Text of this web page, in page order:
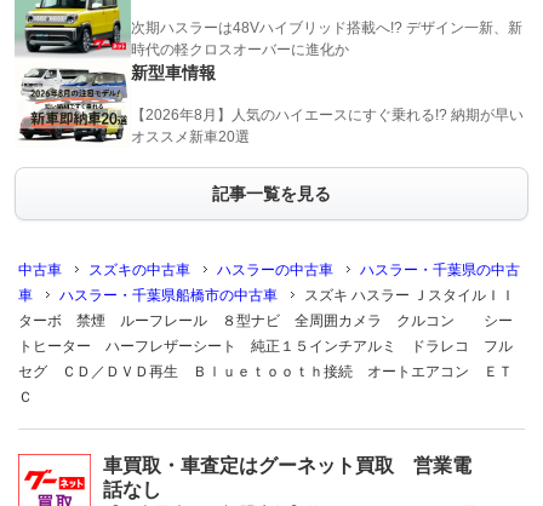
次期ハスラーは48Vハイブリッド搭載へ!? デザイン一新、新
時代の軽クロスオーバーに進化か
新型車情報
【2026年8月】人気のハイエースにすぐ乗れる!? 納期が早い
オススメ新車20選
記事一覧を見る
中古車 スズキの中古車 ハスラーの中古車
ハスラー・千葉県の中古
車
ハスラー・千葉県船橋市の中古車
スズキ ハスラー ＪスタイルＩＩ
ターボ 禁煙 ルーフレール ８型ナビ 全周囲カメラ クルコン シー
トヒーター ハーフレザーシート 純正１５インチアルミ ドラレコ フル
セグ ＣＤ／ＤＶＤ再生 Ｂｌｕｅｔｏｏｔｈ接続 オートエアコン ＥＴ
Ｃ
車買取・車査定はグーネット買取 営業電
話なし